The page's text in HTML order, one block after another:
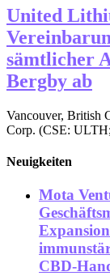
United
sämtlicher
Bergby ab
Vancouver, British
Corp. (CSE:
Neuigkeiten
Mota
CBD-